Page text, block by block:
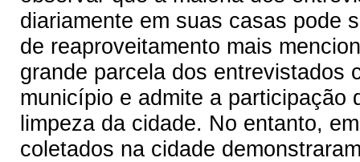
diariamente em suas casas pode
de reaproveitamento mais
grande parcela dos entrevistados
município e admite a participação
limpeza da cidade. No entanto,
coletados na cidade